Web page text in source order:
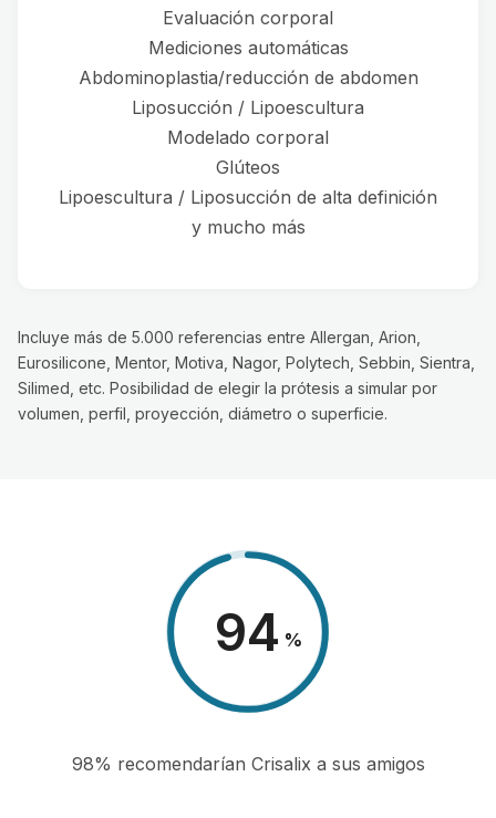
Evaluación corporal
Mediciones automáticas
Abdominoplastia/reducción de abdomen
Liposucción / Lipoescultura
Modelado corporal
Glúteos
Lipoescultura / Liposucción de alta definición
y mucho más
Incluye más de 5.000 referencias entre Allergan, Arion,
Eurosilicone, Mentor, Motiva, Nagor, Polytech, Sebbin, Sientra,
Silimed, etc. Posibilidad de elegir la prótesis a simular por
volumen, perfil, proyección, diámetro o superficie.
98 %
98% recomendarían Crisalix a sus amigos